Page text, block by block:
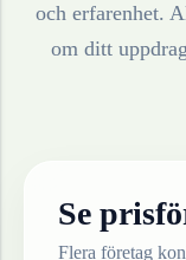
och erfarenhet.
om ditt
Se
Flera företag